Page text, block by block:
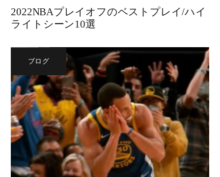
2022NBAプレイオフのベストプレイ/ハイ
ライトシーン10選
ブログ